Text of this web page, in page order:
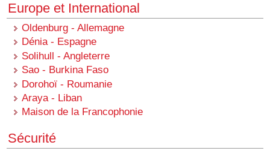
Europe et International
Oldenburg - Allemagne
Dénia - Espagne
Solihull - Angleterre
Sao - Burkina Faso
Dorohoï - Roumanie
Araya - Liban
Maison de la Francophonie
Sécurité